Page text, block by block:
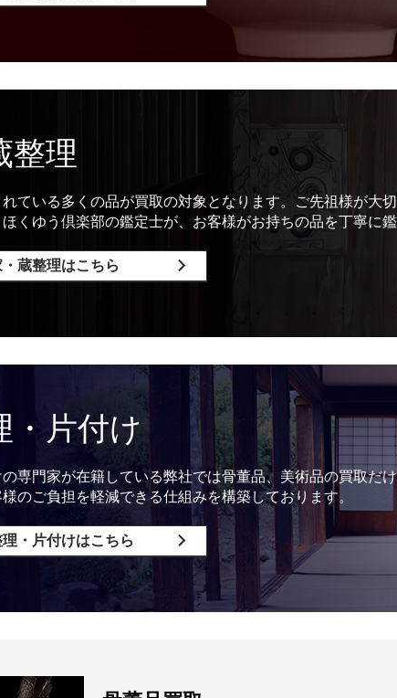
整理
れている多くの品が買取の対象となります。ご先祖様が
くゆう倶楽部の鑑定士が、お客様がお持ちの品を丁寧に
・蔵整理はこちら
・片付け
専門家が在籍している弊社では骨董品、美術品の買取だ
のご負担を軽減できる仕組みを構築しております。
・片付けはこちら